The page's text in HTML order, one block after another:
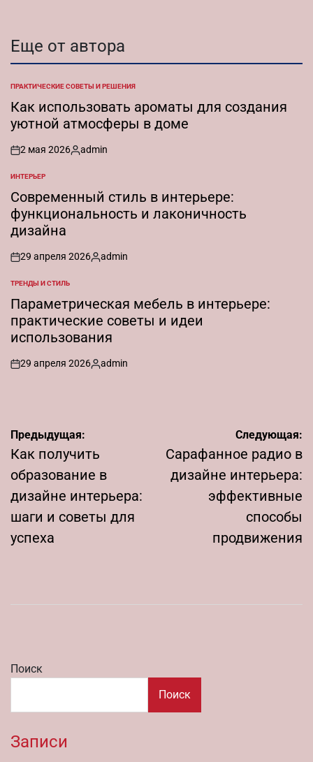
Еще от автора
ОПУБЛИКОВАНО
В
ПРАКТИЧЕСКИЕ СОВЕТЫ И РЕШЕНИЯ
Как использовать ароматы для создания
уютной атмосферы в доме
on
2 мая 2026
Запись
admin
ОПУБЛИКОВАНО
В
ИНТЕРЬЕР
Современный стиль в интерьере:
функциональность и лаконичность
дизайна
on
29 апреля 2026
Запись
admin
ОПУБЛИКОВАНО
В
ТРЕНДЫ И СТИЛЬ
Параметрическая мебель в интерьере:
практические советы и идеи
использования
on
29 апреля 2026
Запись
admin
Навигация
по
записям
Предыдущая:
Как получить
образование в
дизайне интерьера:
шаги и советы для
успеха
Следующая:
Сарафанное радио в
дизайне интерьера:
эффективные
способы
продвижения
Поиск
Поиск
Записи